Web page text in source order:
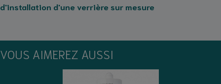
d'installation d'une verrière sur mesure
VOUS AIMEREZ AUSSI